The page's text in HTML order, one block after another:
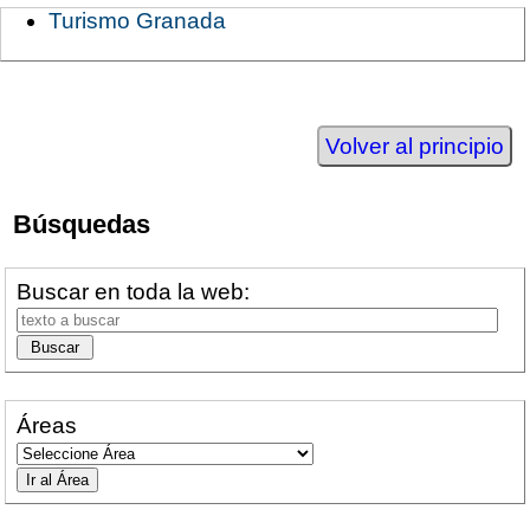
Turismo Granada
Volver al principio
Búsquedas
Buscar en toda la web:
Áreas